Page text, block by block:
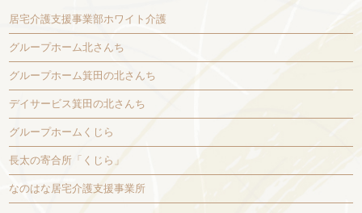
居宅介護支援事業部ホワイト介護
グループホーム北さんち
グループホーム箕田の北さんち
デイサービス箕田の北さんち
グループホームくじら
長太の寄合所「くじら」
なのはな居宅介護支援事業所